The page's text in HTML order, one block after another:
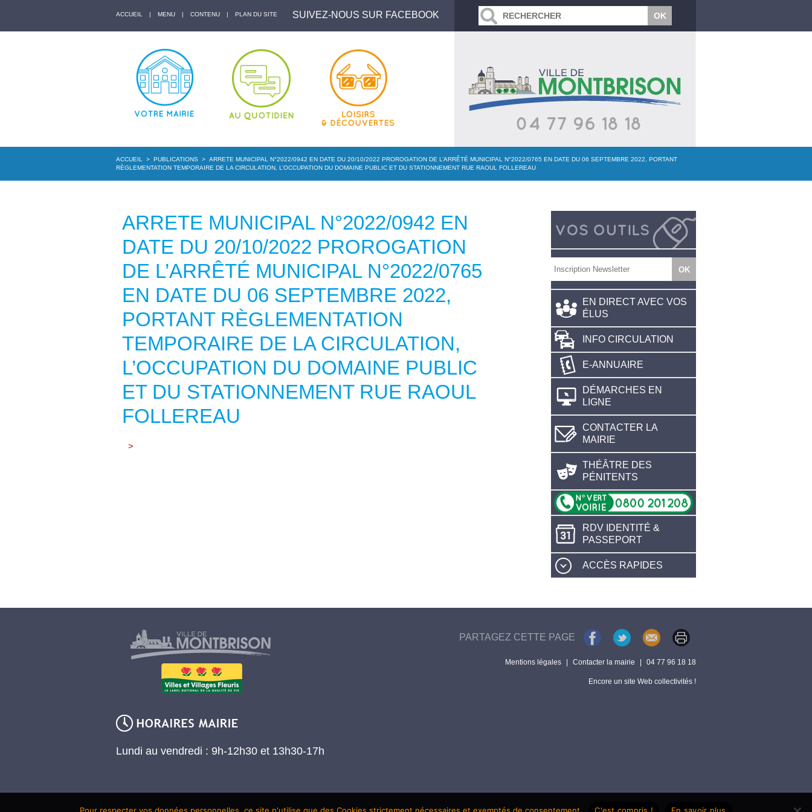
ACCUEIL | MENU | CONTENU | PLAN DU SITE SUIVEZ-NOUS SUR FACEBOOK
ACCUEIL > PUBLICATIONS > ARRETE MUNICIPAL N°2022/0942 EN DATE DU 20/10/2022 PROROGATION DE L’ARRÊTÉ MUNICIPAL N°2022/0765 EN DATE DU 06 SEPTEMBRE 2022, PORTANT
RÈGLEMENTATION TEMPORAIRE DE LA CIRCULATION, L’OCCUPATION DU DOMAINE PUBLIC ET DU STATIONNEMENT RUE RAOUL FOLLEREAU
ARRETE MUNICIPAL N°2022/0942 EN
DATE DU 20/10/2022 PROROGATION
DE L’ARRÊTÉ MUNICIPAL N°2022/0765
EN DATE DU 06 SEPTEMBRE 2022,
PORTANT RÈGLEMENTATION
TEMPORAIRE DE LA CIRCULATION,
L’OCCUPATION DU DOMAINE PUBLIC
ET DU STATIONNEMENT RUE RAOUL
FOLLEREAU
>
EN DIRECT AVEC VOS
ÉLUS
INFO CIRCULATION
E-ANNUAIRE
DÉMARCHES EN
LIGNE
CONTACTER LA
MAIRIE
THÉÂTRE DES
PÉNITENTS
RDV IDENTITÉ &
PASSEPORT
ACCÈS RAPIDES
Lundi au vendredi : 9h-12h30 et 13h30-17h
PARTAGEZ CETTE PAGE
Mentions légales Contacter la mairie 04 77 96 18 18
Encore un site Web collectivités !